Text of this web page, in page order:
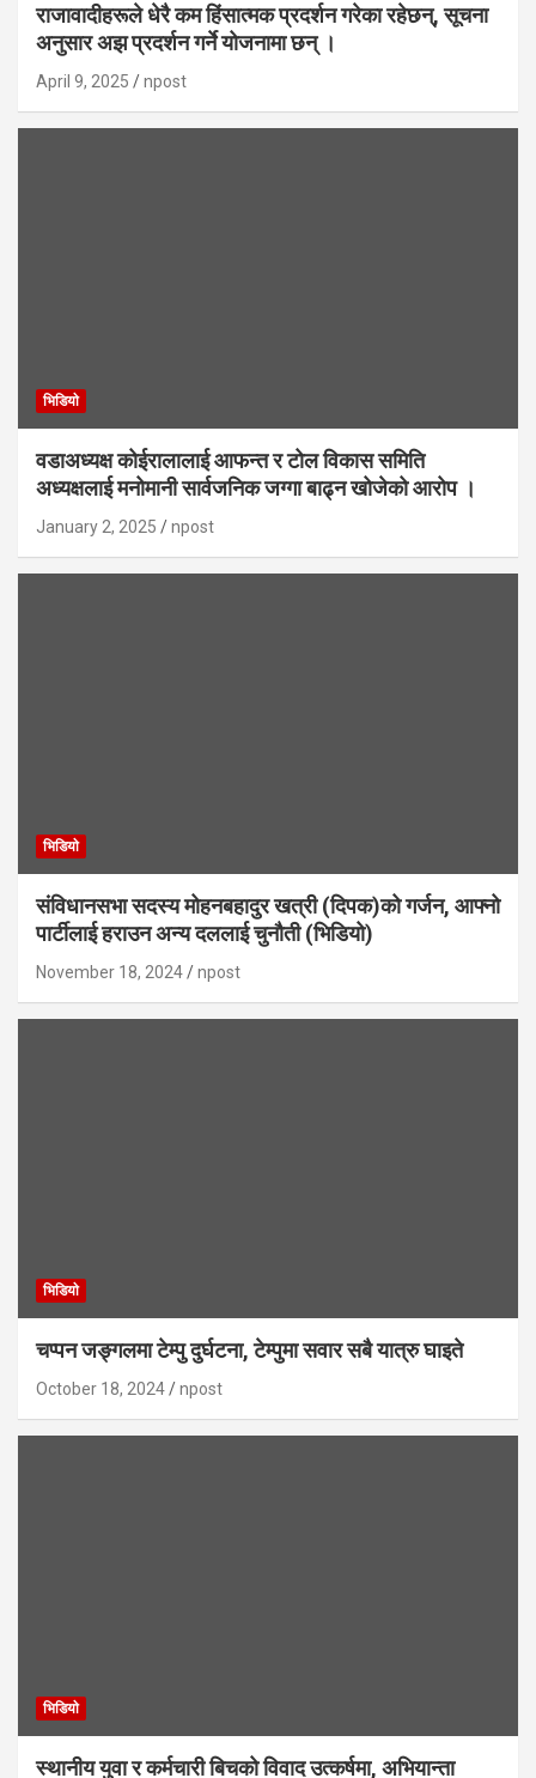
राजावादीहरूले धेरै कम हिंसात्मक प्रदर्शन गरेका रहेछन्, सूचना
अनुसार अझ प्रदर्शन गर्ने योजनामा छन् ।
April 9, 2025 npost
भिडियाे
वडाअध्यक्ष कोईरालालाई आफन्त र टोल विकास समिति
अध्यक्षलाई मनोमानी सार्वजनिक जग्गा बाढ्न खोजेको आरोप ।
January 2, 2025 npost
भिडियाे
संविधानसभा सदस्य मोहनबहादुर खत्री (दिपक)को गर्जन, आफ्नो
पार्टीलाई हराउन अन्य दललाई चुनौती (भिडियो)
November 18, 2024 npost
भिडियाे
चप्पन जङ्गलमा टेम्पु दुर्घटना, टेम्पुमा सवार सबै यात्रु घाइते
October 18, 2024 npost
भिडियाे
स्थानीय युवा र कर्मचारी बिचको विवाद उत्कर्षमा, अभियान्ता